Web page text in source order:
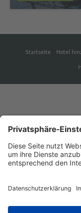
Startseite Hotel